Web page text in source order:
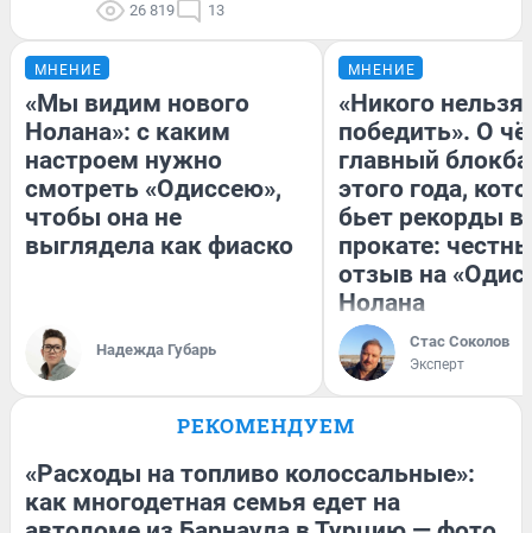
26 819 13
МНЕНИЕ
«Мы видим нового
Нолана»: с каким
настроем нужно
смотреть «Одиссею»,
чтобы она не
выглядела как фиаско
Надежда Губарь
МНЕНИЕ
«Никого нельзя
победить». О
главный
этого года,
бьет рекорды в
прокате:
отзыв на
Нолана
Стас Соколов
Эксперт
РЕКОМЕНДУЕМ
«Расходы на топливо колоссальные»:
как многодетная семья едет на